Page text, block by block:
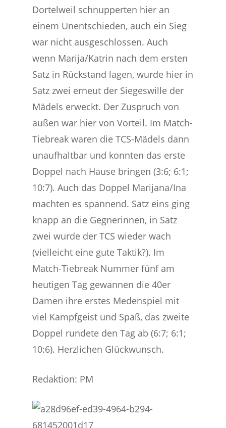
Dortelweil schnupperten hier an
einem Unentschieden, auch ein Sieg
war nicht ausgeschlossen. Auch
wenn Marija/Katrin nach dem ersten
Satz in Rückstand lagen, wurde hier in
Satz zwei erneut der Siegeswille der
Mädels erweckt. Der Zuspruch von
außen war hier von Vorteil. Im Match-
Tiebreak waren die TCS-Mädels dann
unaufhaltbar und konnten das erste
Doppel nach Hause bringen (3:6; 6:1;
10:7). Auch das Doppel Marijana/Ina
machten es spannend. Satz eins ging
knapp an die Gegnerinnen, in Satz
zwei wurde der TCS wieder wach
(vielleicht eine gute Taktik?). Im
Match-Tiebreak Nummer fünf am
heutigen Tag gewannen die 40er
Damen ihre erstes Medenspiel mit
viel Kampfgeist und Spaß, das zweite
Doppel rundete den Tag ab (6:7; 6:1;
10:6). Herzlichen Glückwunsch.
Redaktion: PM